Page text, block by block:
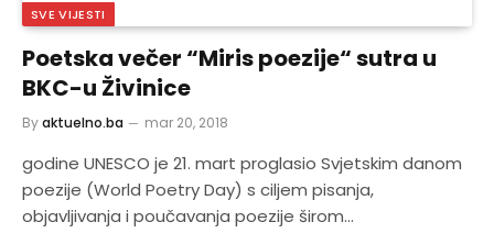
SVE VIJESTI
Poetska večer “Miris poezije“ sutra u
BKC-u Živinice
Byaktuelno.ba mar 20, 2018
godine UNESCO je 21. mart proglasio Svjetskim danom
poezije (World Poetry Day) s ciljem pisanja,
objavljivanja i poučavanja poezije širom…